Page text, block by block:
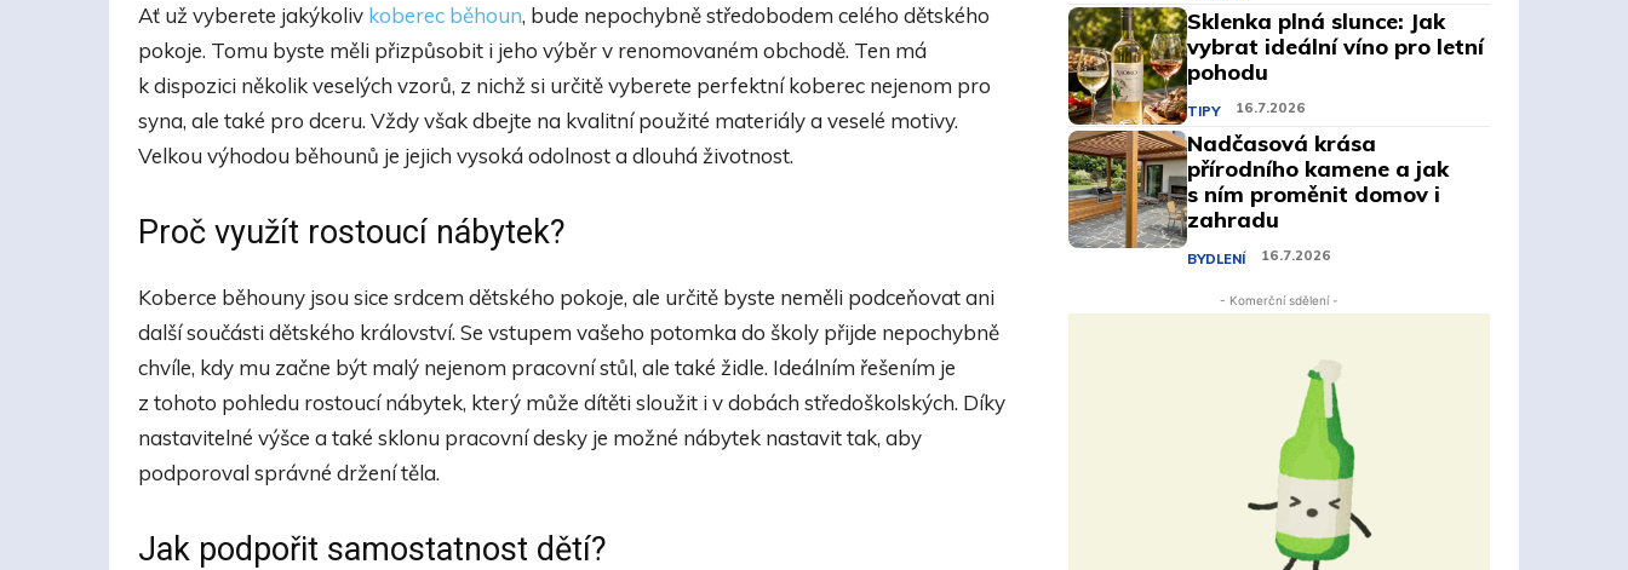
Ať už vyberete jakýkoliv koberec běhoun, bude nepochybně středobodem celého dětského
pokoje. Tomu byste měli přizpůsobit i jeho výběr v renomovaném obchodě. Ten má
k dispozici několik veselých vzorů, z nichž si určitě vyberete perfektní koberec nejenom pro
syna, ale také pro dceru. Vždy však dbejte na kvalitní použité materiály a veselé motivy.
Velkou výhodou běhounů je jejich vysoká odolnost a dlouhá životnost.
Proč využít rostoucí nábytek?
Koberce běhouny jsou sice srdcem dětského pokoje, ale určitě byste neměli podceňovat ani
další součásti dětského království. Se vstupem vašeho potomka do školy přijde nepochybně
chvíle, kdy mu začne být malý nejenom pracovní stůl, ale také židle. Ideálním řešením je
z tohoto pohledu rostoucí nábytek, který může dítěti sloužit i v dobách středoškolských. Díky
nastavitelné výšce a také sklonu pracovní desky je možné nábytek nastavit tak, aby
podporoval správné držení těla.
Jak podpořit samostatnost dětí?
Sklenka plná slunce: Jak
vybrat ideální víno pro letní
pohodu
TIPY 16.7.2026
Nadčasová krása
přírodního kamene a jak
s ním proměnit domov i
zahradu
BYDLENÍ 16.7.2026
- Komerční sdělení -